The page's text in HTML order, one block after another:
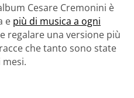
Cesare Cremonini è
e più di musica a ogni
e regalare una versione più
che tanto sono state